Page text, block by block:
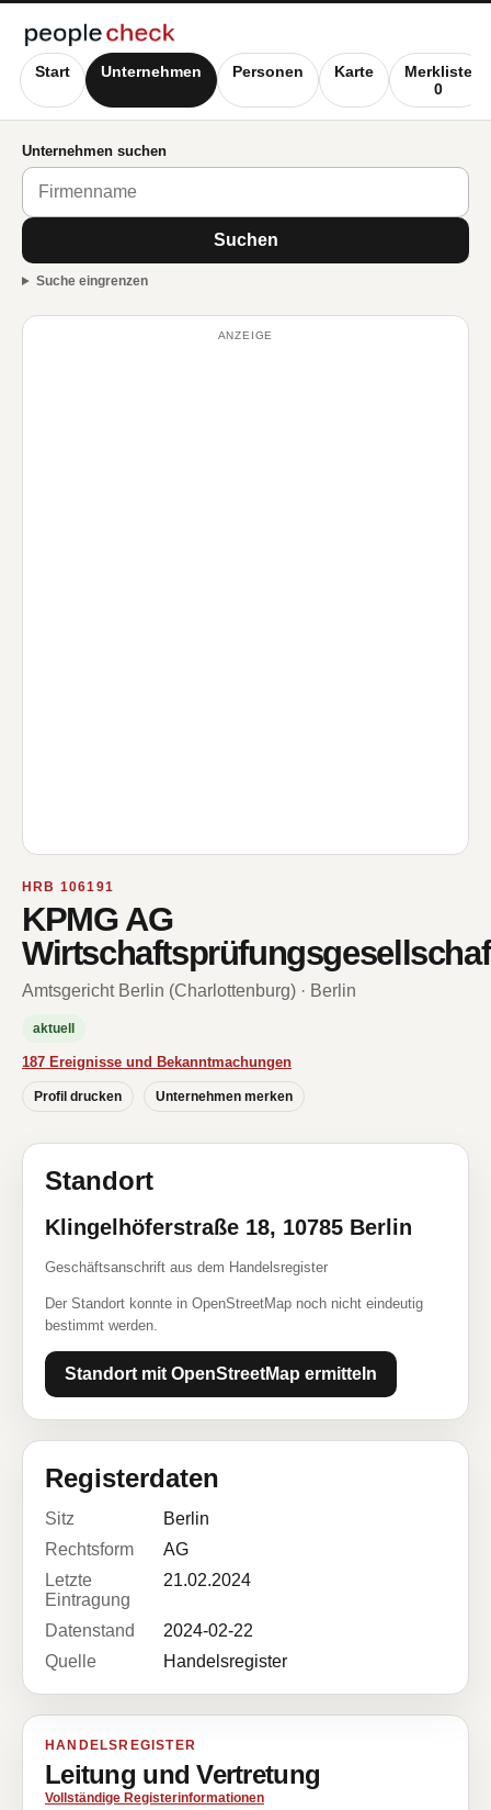
Start Unternehmen Personen Karte
Merkliste
0
Unternehmen suchen
Suchen
Suche eingrenzen
ANZEIGE
HRB 106191
KPMG AG
Amtsgericht Berlin (Charlottenburg) · Berlin
aktuell
187 Ereignisse und Bekanntmachungen
Profil drucken Unternehmen merken
Standort
Klingelhöferstraße 18, 10785 Berlin
Geschäftsanschrift aus dem Handelsregister
Der Standort konnte in OpenStreetMap noch nicht eindeutig
bestimmt werden.
Standort mit OpenStreetMap ermitteln
Registerdaten
Sitz
Berlin
Rechtsform
AG
Letzte
Eintragung
21.02.2024
Datenstand
2024-02-22
Quelle
Handelsregister
HANDELSREGISTER
Leitung und Vertretung
Vollständige Registerinformationen